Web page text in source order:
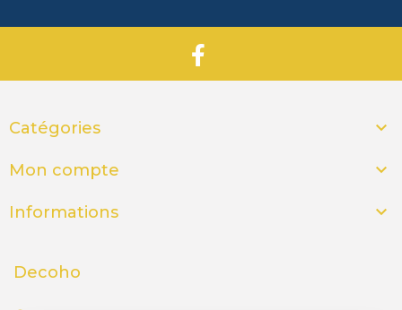
Catégories 
Mon compte 
Informations 
Decoho